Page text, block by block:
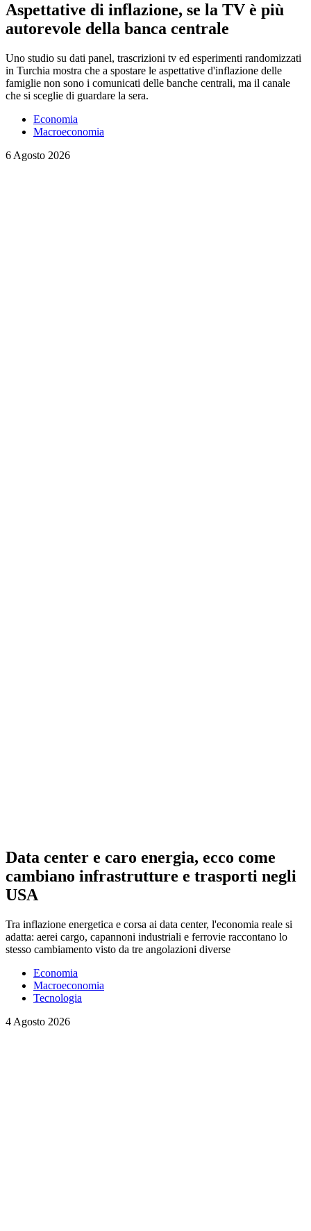
Aspettative di inflazione, se la TV è più
autorevole della banca centrale
Uno studio su dati panel, trascrizioni tv ed esperimenti randomizzati
in Turchia mostra che a spostare le aspettative d'inflazione delle
famiglie non sono i comunicati delle banche centrali, ma il canale
che si sceglie di guardare la sera.
Economia
Macroeconomia
6 Agosto 2026
Data center e caro energia, ecco come
cambiano infrastrutture e trasporti negli
USA
Tra inflazione energetica e corsa ai data center, l'economia reale si
adatta: aerei cargo, capannoni industriali e ferrovie raccontano lo
stesso cambiamento visto da tre angolazioni diverse
Economia
Macroeconomia
Tecnologia
4 Agosto 2026